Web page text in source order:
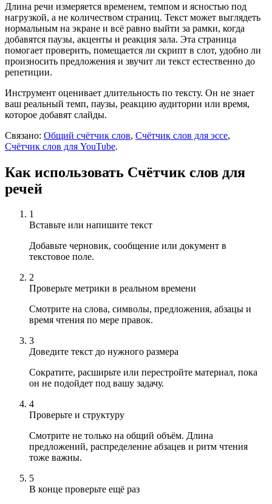
Длина речи измеряется временем, темпом и ясностью под
нагрузкой, а не количеством страниц. Текст может выглядеть
нормальным на экране и всё равно выйти за рамки, когда
добавятся паузы, акценты и реакция зала. Эта страница
помогает проверить, помещается ли скрипт в слот, удобно ли
произносить предложения и звучит ли текст естественно до
репетиции.
Инструмент оценивает длительность по тексту. Он не знает
ваш реальный темп, паузы, реакцию аудитории или время,
которое добавят слайды.
Связано: Общий счётчик слов, Счётчик слов для эссе,
Счётчик слов для YouTube.
Как использовать Счётчик слов для
речей
1
Вставьте или напишите текст
Добавьте черновик, сообщение или документ в
текстовое поле.
2
Проверьте метрики в реальном времени
Смотрите на слова, символы, предложения, абзацы и
время чтения по мере правок.
3
Доведите текст до нужного размера
Сократите, расширьте или перестройте материал, пока
он не подойдет под вашу задачу.
4
Проверьте и структуру
Смотрите не только на общий объём. Длина
предложений, распределение абзацев и ритм чтения
тоже важны.
5
В конце проверьте ещё раз